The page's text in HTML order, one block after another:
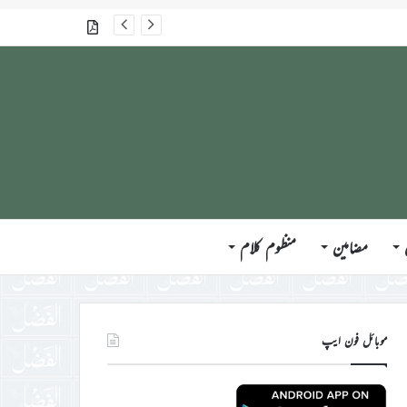
گذشتہ شمارے
مضامین منظوم کلام
موبائل فون ایپ